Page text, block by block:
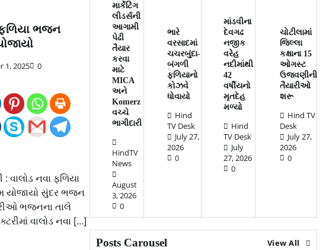
ફળિયા ભજન
1, 2025 0
વાલોડ નવા ફળિયા
યોજાયો સુંદર ભજન
ભજનના તાલે
વાલોડ નવા […]
માર્કેટિંગ
લીડર્સની
આગામી
પેઢી
તૈયાર
કરવા
માટે
MICA
અને
Komerz
વચ્ચે
ભાગીદારી
HindTV
News
August
3, 2026
0
ભારે
વરસાદમાં
ચચરબુંદા-
બંગળી
ફળિયાનો
કોઝવે
ધોવાયો
Hind
TV Desk
July 27,
2026
0
માંડવીના
દેવગઢ
નજીક
વરેહ
નદીમાંથી
42
વર્ષીયનો
મૃતદેહ
મળ્યો
Hind
TV Desk
July
27, 2026
0
ચોટીલામાં
જિલ્લા
કક્ષાના 15
ઓગસ્ટ
ઉજવણીની
તૈયારીઓ
શરૂ
Hind TV
Desk
July 27,
2026
0
Posts Carousel View All